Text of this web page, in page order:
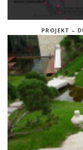
PROJEKT –